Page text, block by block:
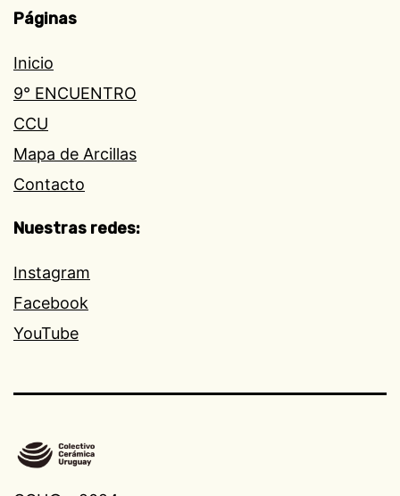
Páginas
Inicio
9° ENCUENTRO
CCU
Mapa de Arcillas
Contacto
Nuestras redes:
Instagram
Facebook
YouTube